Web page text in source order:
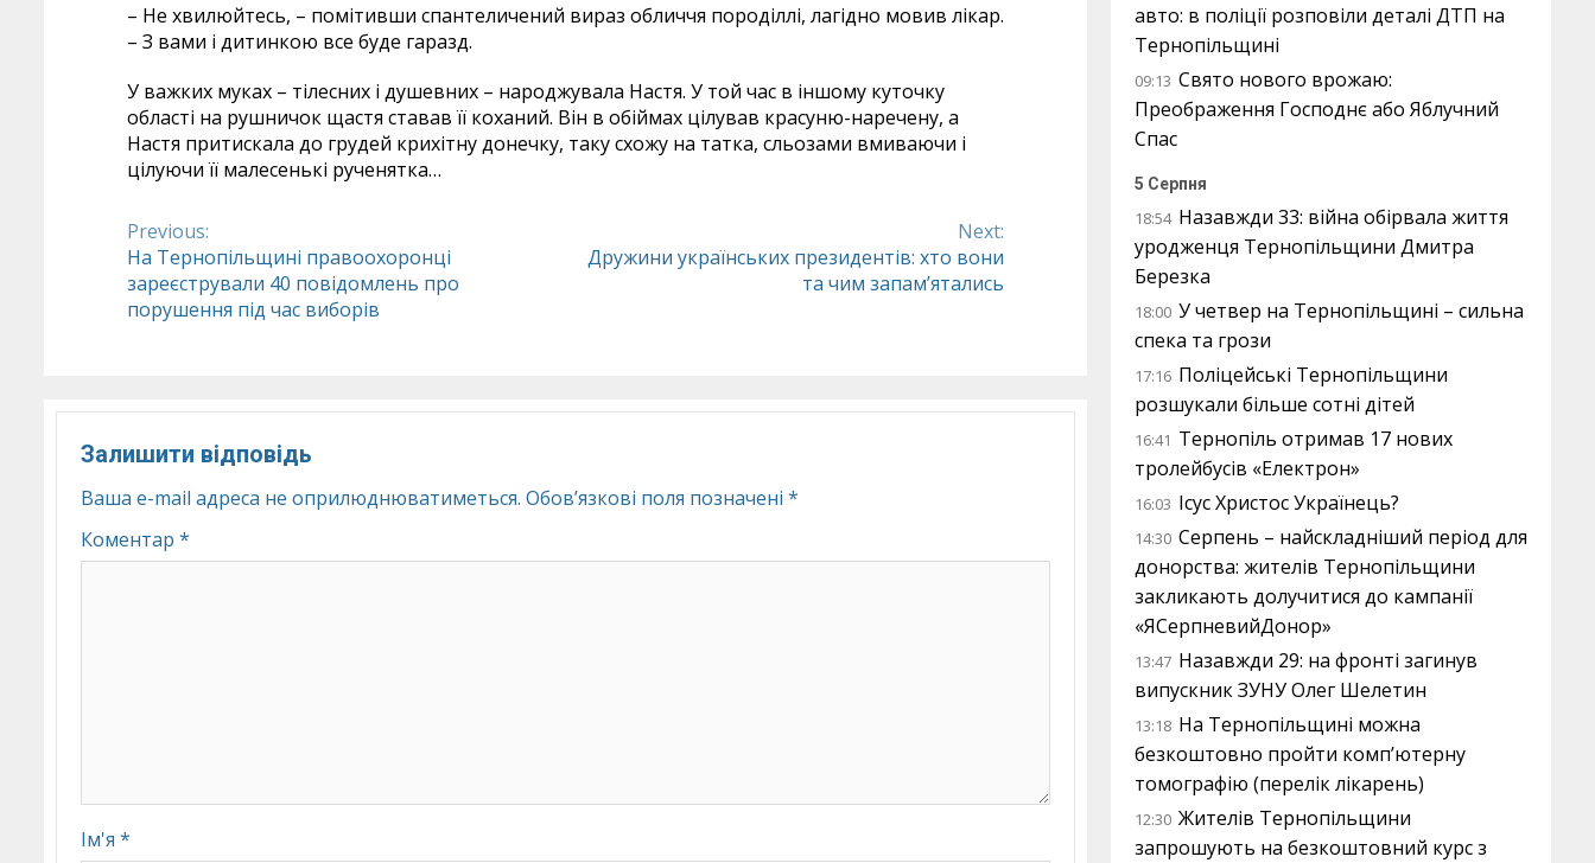
– Не хвилюйтесь, – помітивши спантеличений вираз обличчя породіллі, лагідно мовив лікар.
– З вами і дитинкою все буде гаразд.
У важких муках – тілесних і душевних – народжувала Настя. У той час в іншому куточку
області на рушничок щастя ставав її коханий. Він в обіймах цілував красуню-наречену, а
Настя притискала до грудей крихітну донечку, таку схожу на татка, сльозами вмиваючи і
цілуючи її малесенькі рученятка…
Continue
Reading
Previous:
На Тернопільщині правоохоронці
зареєстрували 40 повідомлень про
порушення під час виборів
Next:
Дружини українських президентів: хто вони
та чим запам’ятались
Залишити відповідь
Ваша e-mail адреса не оприлюднюватиметься. Обов’язкові поля позначені *
Коментар *
Ім'я *
авто: в поліції розповіли деталі ДТП на
Тернопільщині
09:13 Свято нового врожаю:
Преображення Господнє або Яблучний
Спас
5 Серпня
18:54 Назавжди 33: війна обірвала життя
уродженця Тернопільщини Дмитра
Березка
18:00 У четвер на Тернопільщині – сильна
спека та грози
17:16 Поліцейські Тернопільщини
розшукали більше сотні дітей
16:41 Тернопіль отримав 17 нових
тролейбусів «Електрон»
16:03 Ісус Христос Українець?
14:30 Серпень – найскладніший період для
донорства: жителів Тернопільщини
закликають долучитися до кампанії
«ЯСерпневийДонор»
13:47 Назавжди 29: на фронті загинув
випускник ЗУНУ Олег Шелетин
13:18 На Тернопільщині можна
безкоштовно пройти комп’ютерну
томографію (перелік лікарень)
12:30 Жителів Тернопільщини
запрошують на безкоштовний курс з